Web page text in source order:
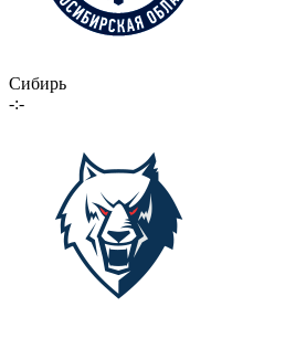
Сибирь
-:-